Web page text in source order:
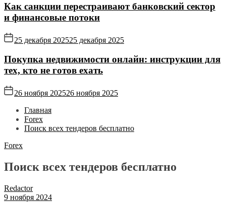
Как санкции перестраивают банковский сектор
и финансовые потоки
25 декабря 202525 декабря 2025
Покупка недвижимости онлайн: инструкции для
тех, кто не готов ехать
26 ноября 202526 ноября 2025
Главная
Forex
Поиск всех тендеров бесплатно
Forex
Поиск всех тендеров бесплатно
Redactor
9 ноября 2024